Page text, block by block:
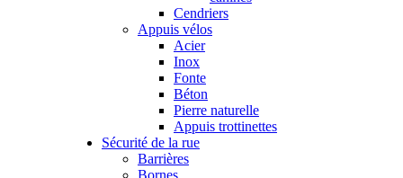
Cendriers
Appuis vélos
Acier
Inox
Fonte
Béton
Pierre naturelle
Appuis trottinettes
Sécurité de la rue
Barrières
Bornes